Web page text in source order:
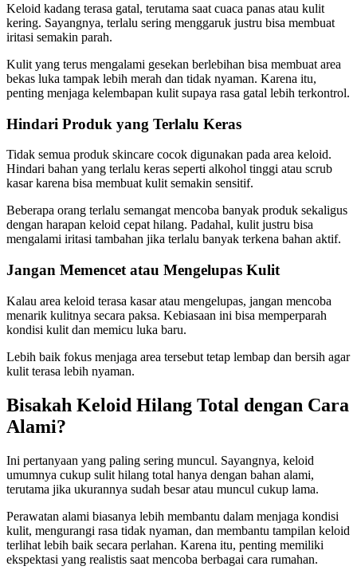
Keloid kadang terasa gatal, terutama saat cuaca panas atau kulit
kering. Sayangnya, terlalu sering menggaruk justru bisa membuat
iritasi semakin parah.
Kulit yang terus mengalami gesekan berlebihan bisa membuat area
bekas luka tampak lebih merah dan tidak nyaman. Karena itu,
penting menjaga kelembapan kulit supaya rasa gatal lebih terkontrol.
Hindari Produk yang Terlalu Keras
Tidak semua produk skincare cocok digunakan pada area keloid.
Hindari bahan yang terlalu keras seperti alkohol tinggi atau scrub
kasar karena bisa membuat kulit semakin sensitif.
Beberapa orang terlalu semangat mencoba banyak produk sekaligus
dengan harapan keloid cepat hilang. Padahal, kulit justru bisa
mengalami iritasi tambahan jika terlalu banyak terkena bahan aktif.
Jangan Memencet atau Mengelupas Kulit
Kalau area keloid terasa kasar atau mengelupas, jangan mencoba
menarik kulitnya secara paksa. Kebiasaan ini bisa memperparah
kondisi kulit dan memicu luka baru.
Lebih baik fokus menjaga area tersebut tetap lembap dan bersih agar
kulit terasa lebih nyaman.
Bisakah Keloid Hilang Total dengan Cara
Alami?
Ini pertanyaan yang paling sering muncul. Sayangnya, keloid
umumnya cukup sulit hilang total hanya dengan bahan alami,
terutama jika ukurannya sudah besar atau muncul cukup lama.
Perawatan alami biasanya lebih membantu dalam menjaga kondisi
kulit, mengurangi rasa tidak nyaman, dan membantu tampilan keloid
terlihat lebih baik secara perlahan. Karena itu, penting memiliki
ekspektasi yang realistis saat mencoba berbagai cara rumahan.